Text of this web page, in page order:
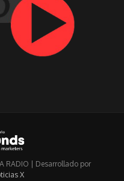
RADIO | Desarrollado por
X